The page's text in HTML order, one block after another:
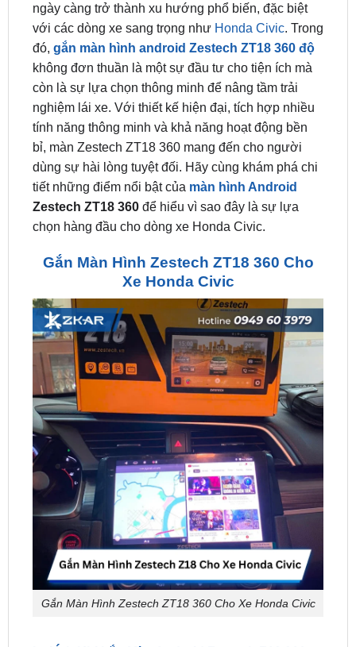
đó,gắn màn hình android Zestech ZT18 360 độ
không đơn thuần là một sự đầu tư cho tiện ích mà
còn là sự lựa chọn thông minh để nâng tầm trải
nghiệm lái xe. Với thiết kế hiện đại, tích hợp nhiều
tính năng thông minh và khả năng hoạt động bền
bỉ, màn Zestech ZT18 360 mang đến cho người
dùng sự hài lòng tuyệt đối. Hãy cùng khám phá chi
tiết những điểm nổi bật củamàn hình Android
Zestech ZT18 360để hiểu vì sao đây là sự lựa
chọn hàng đầu cho dòng xe Honda Civic.
Gắn Màn Hình Zestech ZT18 360 Cho
Gắn Màn Hình Zestech ZT18 360 Cho Xe Honda Civic
Lợi Ích Khi Lắp Màn Android Zestech Z18 360